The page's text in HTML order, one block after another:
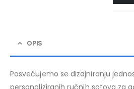
OPIS
Posvećujemo se dizajniranju